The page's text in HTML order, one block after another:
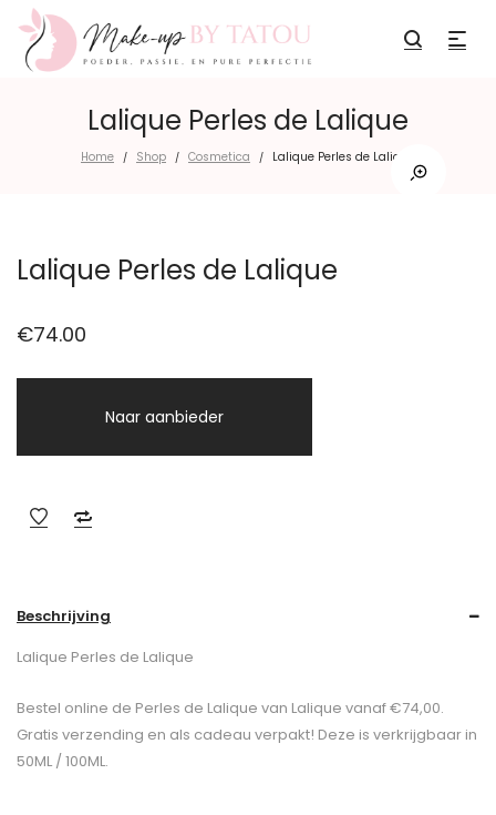
Lalique Perles de Lalique
Home / Shop / Cosmetica / Lalique Perles de Lalique
Lalique Perles de Lalique
€74.00
Naar aanbieder
Beschrijving
Lalique Perles de Lalique
Bestel online de Perles de Lalique van Lalique vanaf €74,00.
Gratis verzending en als cadeau verpakt! Deze is verkrijgbaar in
50ML / 100ML.